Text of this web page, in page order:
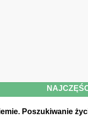
Poszukiwanie